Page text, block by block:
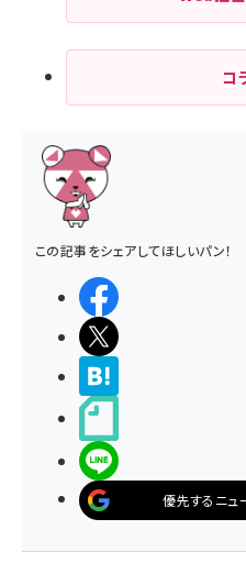
コ
この記事をシェアしてほしいパン！
優先するニ